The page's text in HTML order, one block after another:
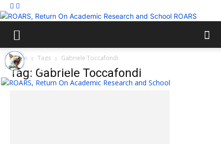
ROARS
Home Tags Gabriele Toccafondi
Tag: Gabriele Toccafondi